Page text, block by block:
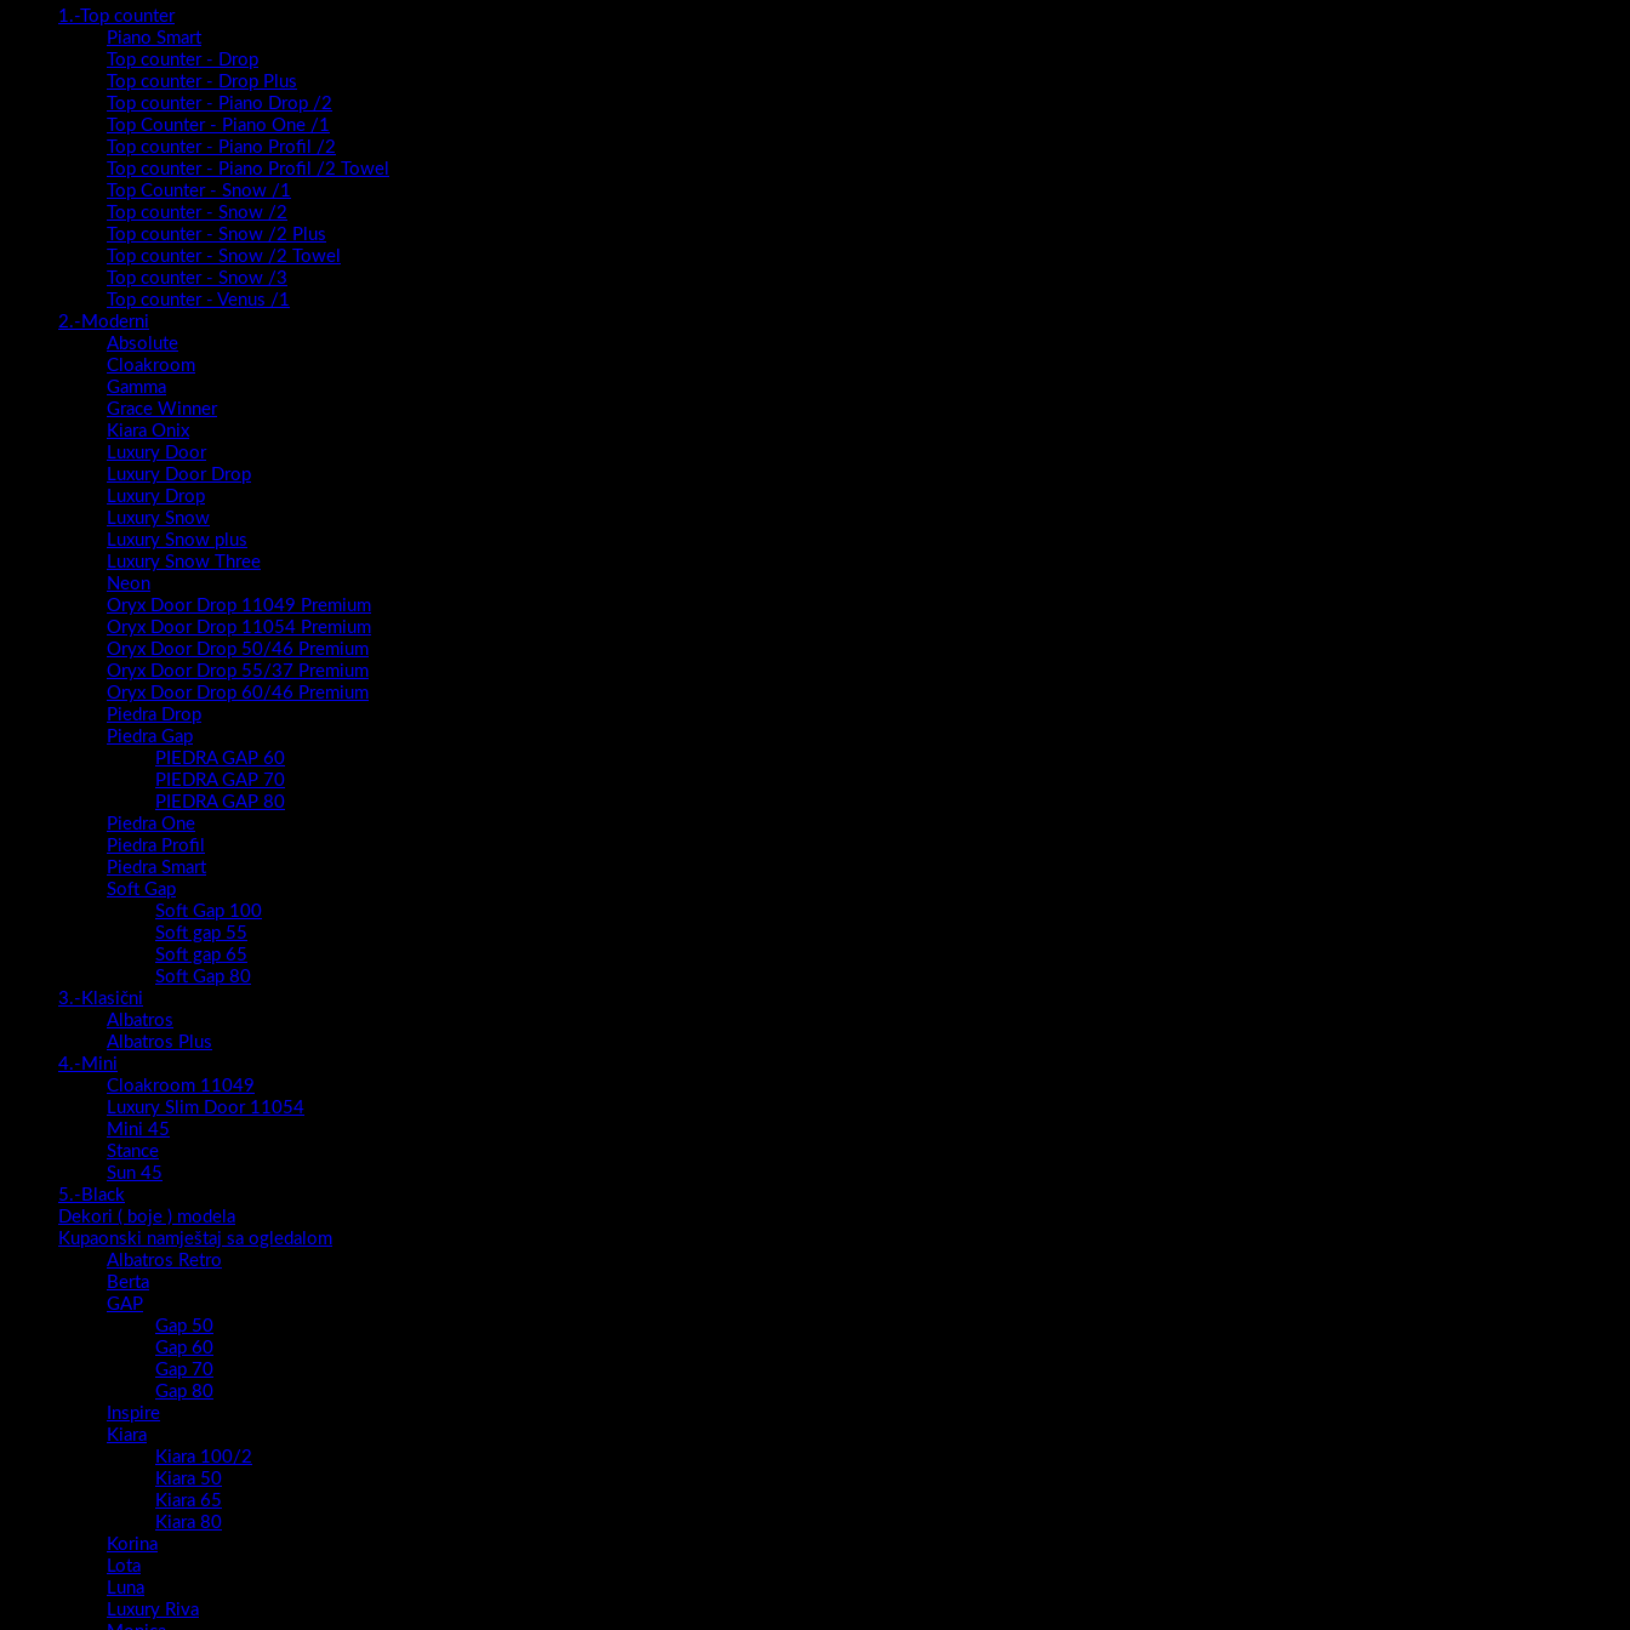
1.-Top counter
Piano Smart
Top counter - Drop
Top counter - Drop Plus
Top counter - Piano Drop /2
Top Counter - Piano One /1
Top counter - Piano Profil /2
Top counter - Piano Profil /2 Towel
Top Counter - Snow /1
Top counter - Snow /2
Top counter - Snow /2 Plus
Top counter - Snow /2 Towel
Top counter - Snow /3
Top counter - Venus /1
2.-Moderni
Absolute
Cloakroom
Gamma
Grace Winner
Kiara Onix
Luxury Door
Luxury Door Drop
Luxury Drop
Luxury Snow
Luxury Snow plus
Luxury Snow Three
Neon
Oryx Door Drop 11049 Premium
Oryx Door Drop 11054 Premium
Oryx Door Drop 50/46 Premium
Oryx Door Drop 55/37 Premium
Oryx Door Drop 60/46 Premium
Piedra Drop
Piedra Gap
PIEDRA GAP 60
PIEDRA GAP 70
PIEDRA GAP 80
Piedra One
Piedra Profil
Piedra Smart
Soft Gap
Soft Gap 100
Soft gap 55
Soft gap 65
Soft Gap 80
3.-Klasični
Albatros
Albatros Plus
4.-Mini
Cloakroom 11049
Luxury Slim Door 11054
Mini 45
Stance
Sun 45
5.-Black
Dekori ( boje ) modela
Kupaonski namještaj sa ogledalom
Albatros Retro
Berta
GAP
Gap 50
Gap 60
Gap 70
Gap 80
Inspire
Kiara
Kiara 100/2
Kiara 50
Kiara 65
Kiara 80
Korina
Lota
Luna
Luxury Riva